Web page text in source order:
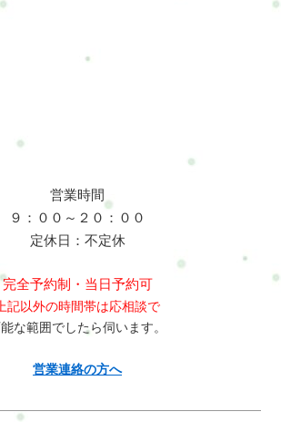
営業時間
９：００～２０：００
定休日：不定休
完全予約制・当日予約可
記以外の時間帯は応相談で
な範囲でしたら伺います。
営業連絡の方へ